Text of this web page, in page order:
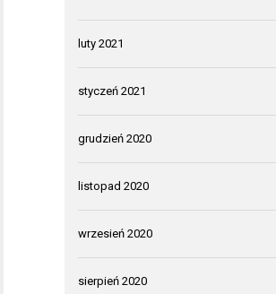
luty 2021
styczeń 2021
grudzień 2020
listopad 2020
wrzesień 2020
sierpień 2020